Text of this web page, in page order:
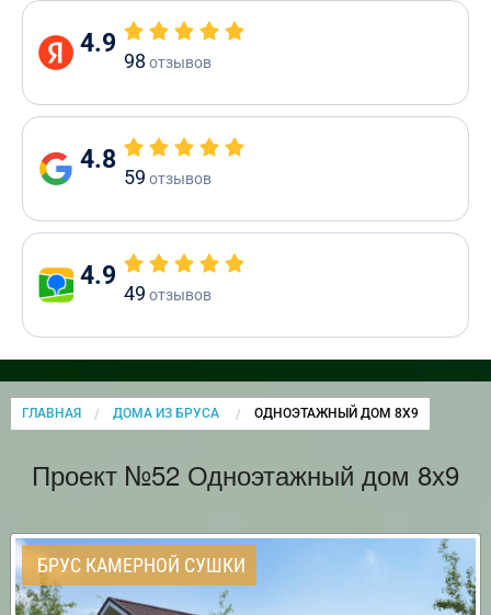
4.9
98 отзывов
4.8
59 отзывов
4.9
49 отзывов
ГЛАВНАЯ ДОМА ИЗ БРУСА CURRENT:
ОДНОЭТАЖНЫЙ ДОМ 8Х9
Проект №52 Одноэтажный дом 8х9
БРУС КАМЕРНОЙ СУШКИ